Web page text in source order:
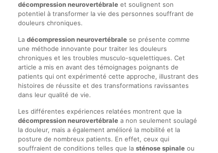
décompression neurovertébraleet soulignent son
potentiel à transformer la vie des personnes souffrant de
douleurs chroniques.
La décompression neurovertébralese présente comme
une méthode innovante pour traiter les douleurs
chroniques et les troubles musculo-squelettiques. Cet
article a mis en avant des témoignages poignants de
patients qui ont expérimenté cette approche, illustrant des
histoires de réussite et des transformations ravissantes
dans leur qualité de vie.
Les différentes expériences relatées montrent que la
décompression neurovertébralea non seulement soulagé
la douleur, mais a également amélioré la mobilité et la
posture de nombreux patients. En effet, ceux qui
souffraient de conditions telles que la sténose spinaleou